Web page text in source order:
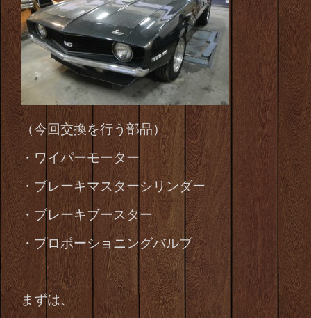
（今回交換を行う部品）
・ワイパーモーター
・ブレーキマスターシリンダー
・ブレーキブースター
・プロポーショニングバルブ
まずは、